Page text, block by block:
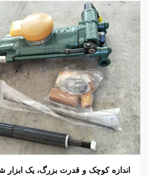
اندازه کوچک و قدرت بزرگ، یک